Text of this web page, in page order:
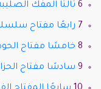
ثالثًا المفك
رابعًا مفتاح سلسلة
خامسًا مفتاح
سادسًا مفتاح